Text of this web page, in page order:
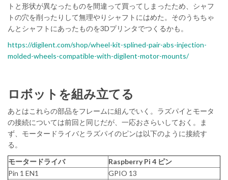
トと形状が異なったものを間違って買ってしまったため、シャフ
トの穴を削ったりして無理やりシャフトにはめた。そのうちちゃ
んとシャフトにあったものを3Dプリンタでつくるかも。
https://digilent.com/shop/wheel-kit-splined-pair-abs-injection-
molded-wheels-compatible-with-digilent-motor-mounts/
ロボットを組み立てる
あとはこれらの部品をフレームに組んでいく。ラズパイとモータ
の接続については前回と同じだが、一応おさらいしておく。ま
ず、モータードライバとラズパイのピンは以下のように接続す
る。
モータードライバ
Raspberry Pi 4 ピン
Pin 1 EN1
GPIO 13